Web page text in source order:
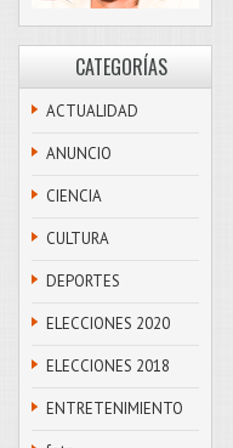
CATEGORÍAS
ACTUALIDAD
ANUNCIO
CIENCIA
CULTURA
DEPORTES
ELECCIONES 2020
ELECCIONES 2018
ENTRETENIMIENTO